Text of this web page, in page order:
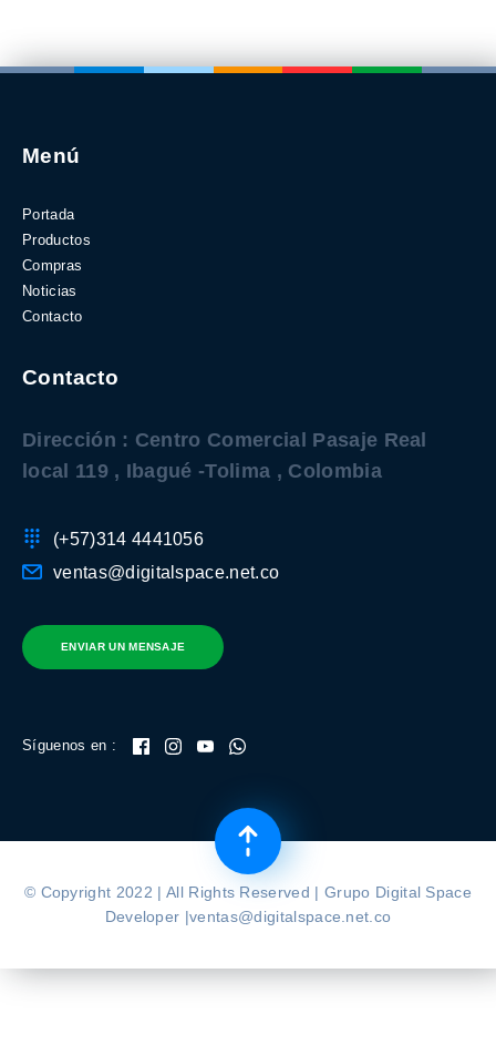
Menú
Portada
Productos
Compras
Noticias
Contacto
Contacto
Dirección : Centro Comercial Pasaje Real
local 119 , Ibagué -Tolima , Colombia
(+57)314 4441056
ventas@digitalspace.net.co
ENVIAR UN MENSAJE
Síguenos en :
© Copyright 2022 | All Rights Reserved | Grupo Digital Space
Developer |ventas@digitalspace.net.co